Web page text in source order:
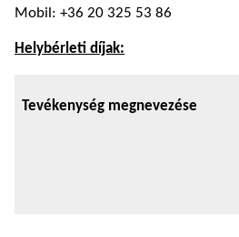
Mobil: +36 20 325 53 86
Helybérleti díjak:
Tevékenység megnevezése